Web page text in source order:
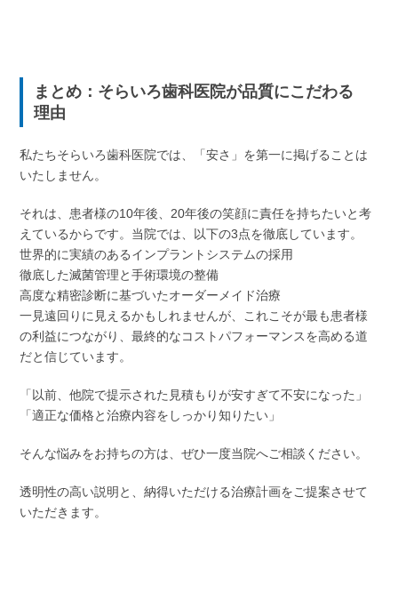
まとめ：そらいろ歯科医院が品質にこだわる
理由
私たちそらいろ歯科医院では、「安さ」を第一に掲げることは
いたしません。
それは、患者様の10年後、20年後の笑顔に責任を持ちたいと考
えているからです。当院では、以下の3点を徹底しています。
世界的に実績のあるインプラントシステムの採用
徹底した滅菌管理と手術環境の整備
高度な精密診断に基づいたオーダーメイド治療
一見遠回りに見えるかもしれませんが、これこそが最も患者様
の利益につながり、最終的なコストパフォーマンスを高める道
だと信じています。
「以前、他院で提示された見積もりが安すぎて不安になった」
「適正な価格と治療内容をしっかり知りたい」
そんな悩みをお持ちの方は、ぜひ一度当院へご相談ください。
透明性の高い説明と、納得いただける治療計画をご提案させて
いただきます。